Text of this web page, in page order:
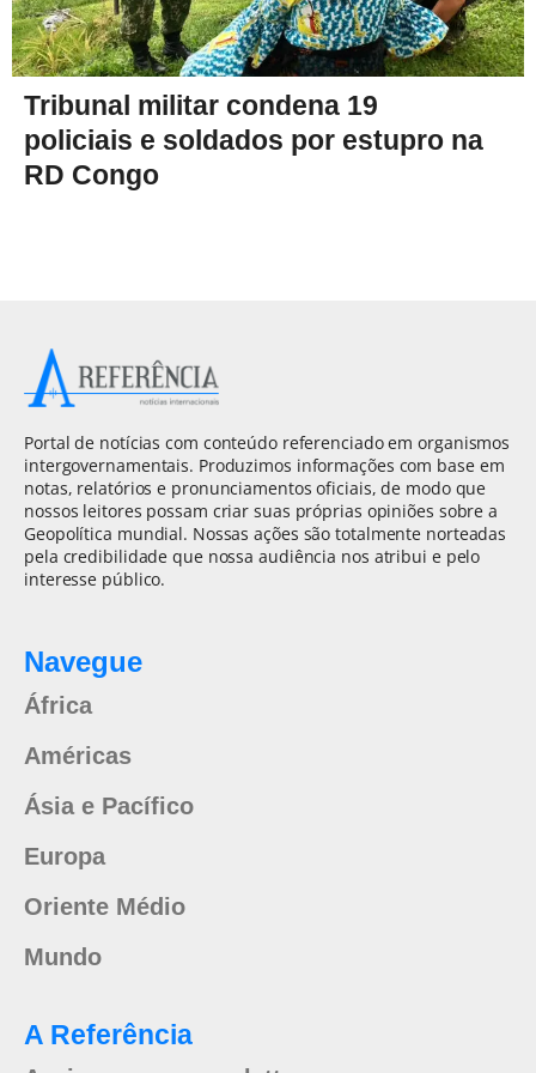
Tribunal militar condena 19
policiais e soldados por estupro na
RD Congo
Portal de notícias com conteúdo referenciado em organismos
intergovernamentais. Produzimos informações com base em
notas, relatórios e pronunciamentos oficiais, de modo que
nossos leitores possam criar suas próprias opiniões sobre a
Geopolítica mundial. Nossas ações são totalmente norteadas
pela credibilidade que nossa audiência nos atribui e pelo
interesse público.
Navegue
África
Américas
Ásia e Pacífico
Europa
Oriente Médio
Mundo
A Referência